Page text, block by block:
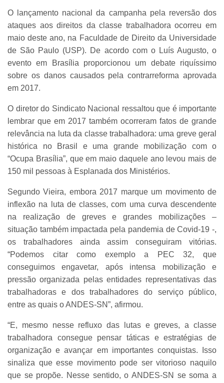
O lançamento nacional da campanha pela reversão dos
ataques aos direitos da classe trabalhadora ocorreu em
maio deste ano, na Faculdade de Direito da Universidade
de São Paulo (USP). De acordo com o Luís Augusto, o
evento em Brasília proporcionou um debate riquíssimo
sobre os danos causados pela contrarreforma aprovada
em 2017.
O diretor do Sindicato Nacional ressaltou que é importante
lembrar que em 2017 também ocorreram fatos de grande
relevância na luta da classe trabalhadora: uma greve geral
histórica no Brasil e uma grande mobilização com o
“Ocupa Brasília”, que em maio daquele ano levou mais de
150 mil pessoas à Esplanada dos Ministérios.
Segundo Vieira, embora 2017 marque um movimento de
inflexão na luta de classes, com uma curva descendente
na realização de greves e grandes mobilizações –
situação também impactada pela pandemia de Covid-19 -,
os trabalhadores ainda assim conseguiram vitórias.
“Podemos citar como exemplo a PEC 32, que
conseguimos engavetar, após intensa mobilização e
pressão organizada pelas entidades representativas das
trabalhadoras e dos trabalhadores do serviço público,
entre as quais o ANDES-SN”, afirmou.
“E, mesmo nesse refluxo das lutas e greves, a classe
trabalhadora consegue pensar táticas e estratégias de
organização e avançar em importantes conquistas. Isso
sinaliza que esse movimento pode ser vitorioso naquilo
que se propõe. Nesse sentido, o ANDES-SN se soma a